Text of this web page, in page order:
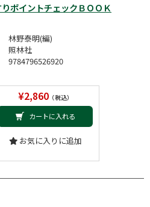
ポイントチェックＢＯＯＫ
林野泰明(編)
照林社
9784796526920
¥2,860（税込）
カートに入れる
お気に入りに追加